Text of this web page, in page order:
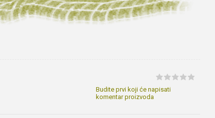
Budite prvi koji će napisati
komentar proizvoda